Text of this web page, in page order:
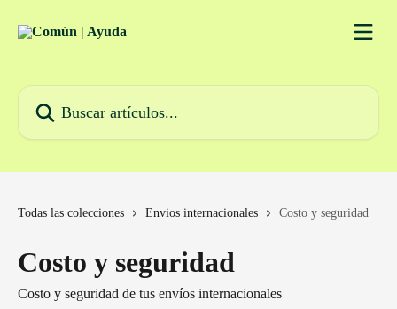
Todas las colecciones Envios internacionales Costo y seguridad
Costo y seguridad
Costo y seguridad de tus envíos internacionales